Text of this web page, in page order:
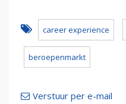
career experience
beroepenmarkt
Verstuur per e-mail